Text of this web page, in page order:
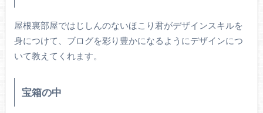
屋根裏部屋ではじしんのないほこり君がデザインスキルを
身につけて、ブログを彩り豊かになるようにデザインにつ
いて教えてくれます。
宝箱の中